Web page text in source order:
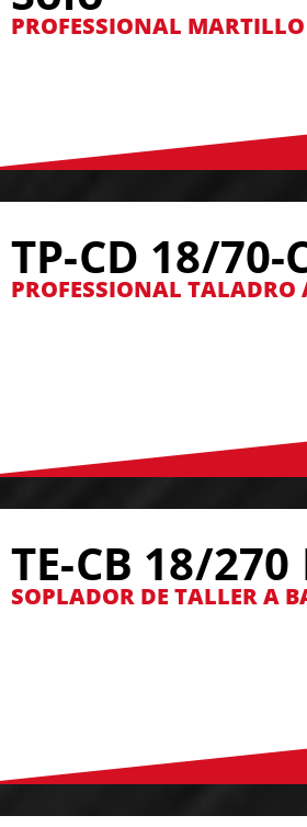
PROFESSIONAL
TP-CD 18/70-
PROFESSIONAL TALADRO
TE-CB 18/270
SOPLADOR DE TALLER A